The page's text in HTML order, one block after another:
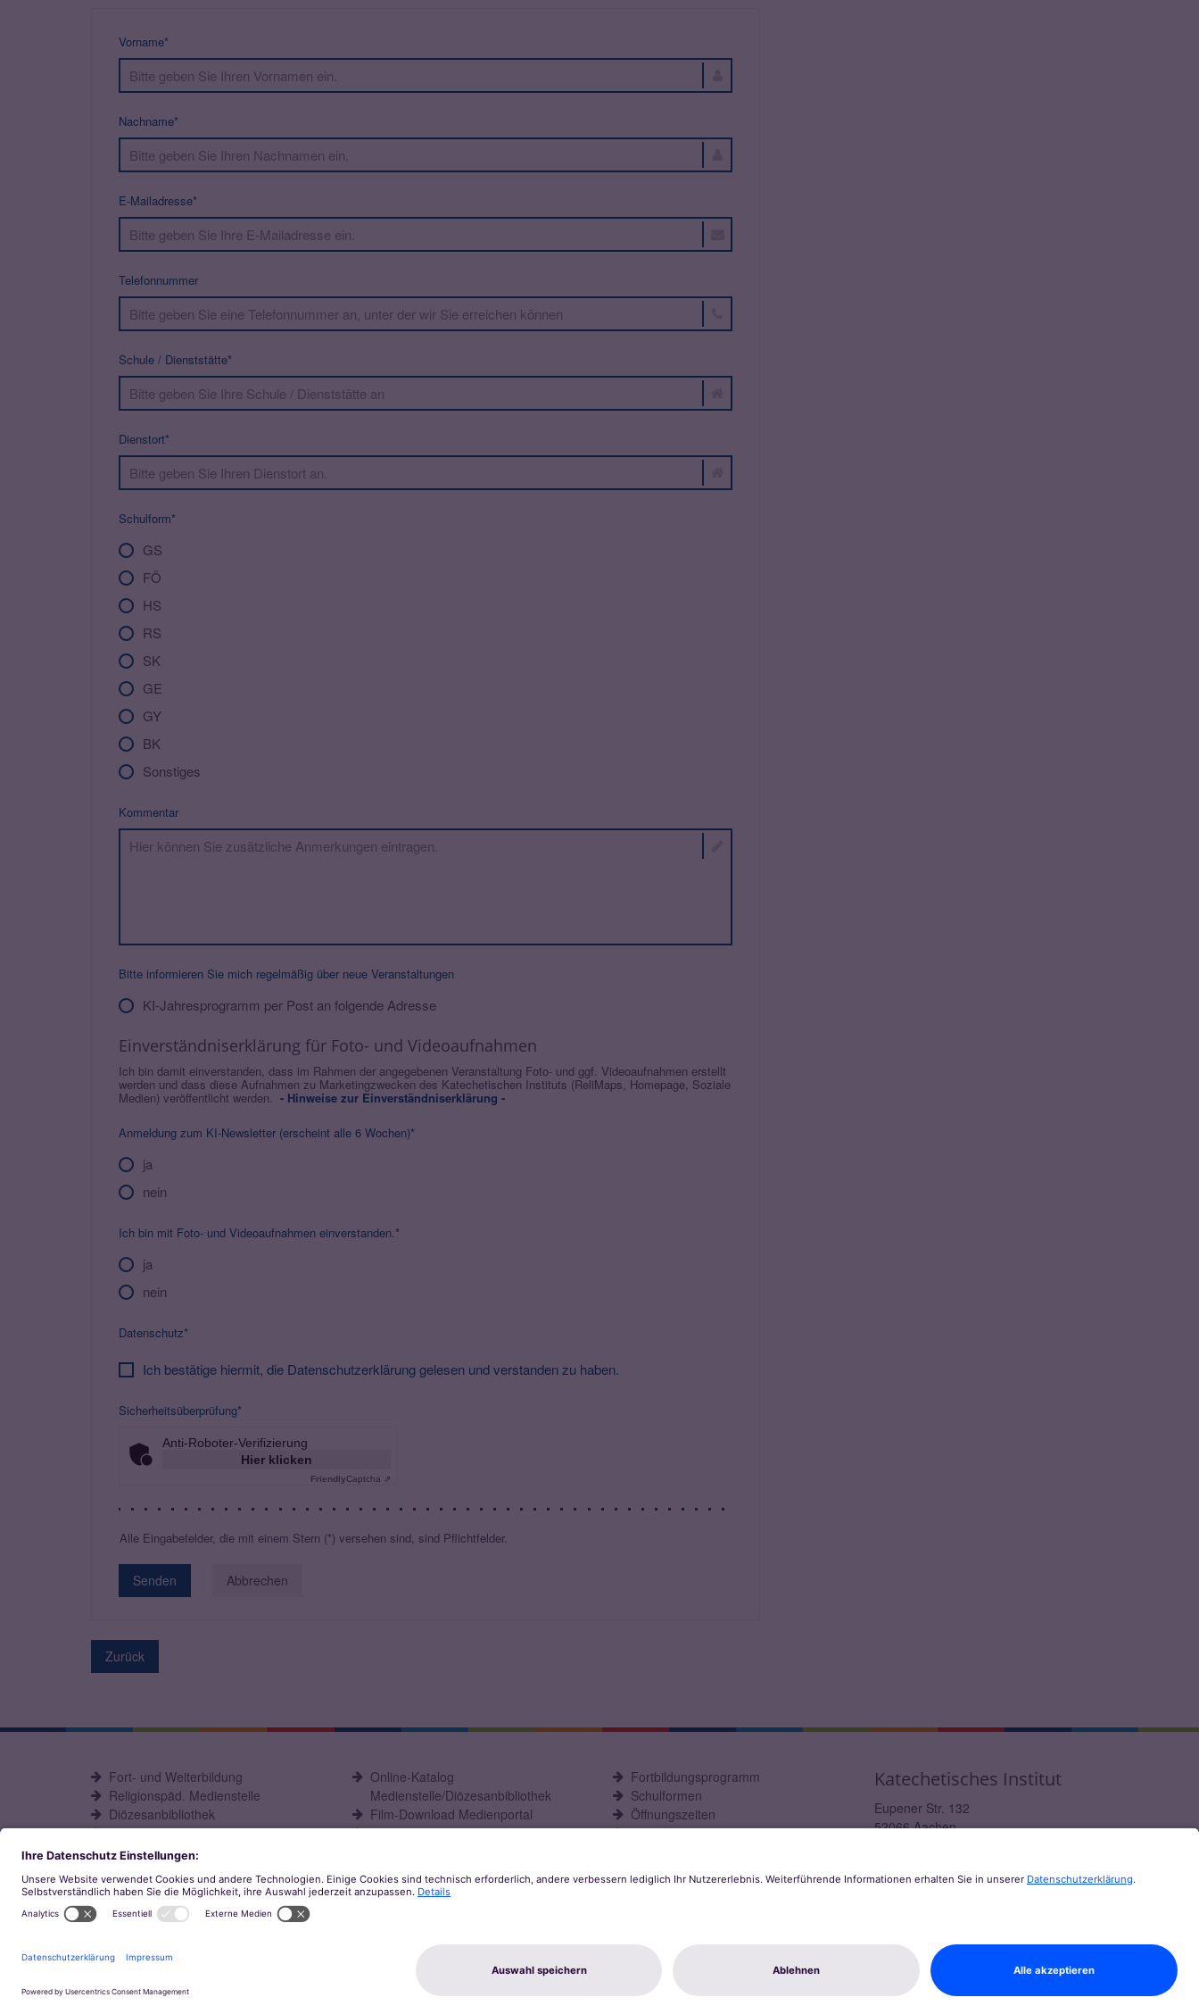
Vorname*
Nachname*
E-Mailadresse*
Telefonnummer
Schule / Dienststätte*
Dienstort*
Schulform*
GS
FÖ
HS
RS
SK
GE
GY
BK
Sonstiges
Kommentar
Bitte informieren Sie mich regelmäßig über neue Veranstaltungen
KI-Jahresprogramm per Post an folgende Adresse
Einverständniserklärung für Foto- und Videoaufnahmen
Ich bin damit einverstanden, dass im Rahmen der angegebenen Veranstaltung Foto- und ggf. Videoaufnahmen erstellt
werden und dass diese Aufnahmen zu Marketingzwecken des Katechetischen Instituts (ReliMaps, Homepage, Soziale
Medien) veröffentlicht werden. - Hinweise zur Einverständniserklärung -
Anmeldung zum KI-Newsletter (erscheint alle 6 Wochen)*
ja
nein
Ich bin mit Foto- und Videoaufnahmen einverstanden.*
ja
nein
Datenschutz*
Ich bestätige hiermit, die Datenschutzerklärung gelesen und verstanden zu haben.
Sicherheitsüberprüfung*
Anti-Roboter-Verifizierung
Hier klicken
FriendlyCaptcha ⇗
Alle Eingabefelder, die mit einem Stern (*) versehen sind, sind Pflichtfelder.
Abbrechen
Zurück
Fort- und Weiterbildung
Religionspäd. Medienstelle
Diözesanbibliothek
Büchereiarbeit
Online-Katalog
Medienstelle/Diözesanbibliothek
Film-Download Medienportal
eOPAC Fachstelle
Fortbildungsprogramm
Schulformen
Öffnungszeiten
Aktuelles
Katechetisches Institut
Eupener Str. 132
52066Aachen